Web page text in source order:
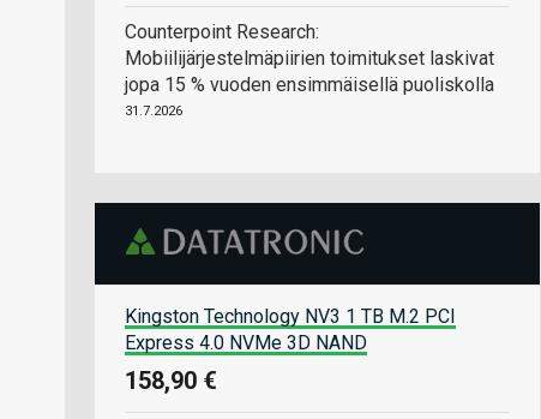
Counterpoint Research:
Mobiilijärjestelmäpiirien toimitukset laskivat
jopa 15 % vuoden ensimmäisellä puoliskolla
31.7.2026
Kingston Technology NV3 1 TB M.2 PCI
Express 4.0 NVMe 3D NAND
158,90 €